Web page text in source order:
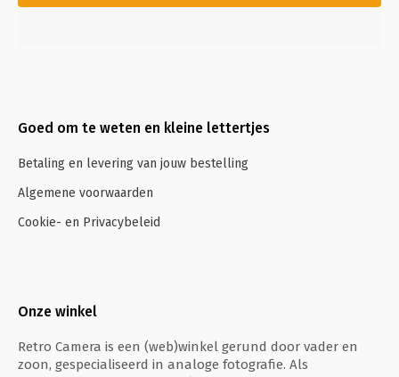
Goed om te weten en kleine lettertjes
Betaling en levering van jouw bestelling
Algemene voorwaarden
Cookie- en Privacybeleid
Onze winkel
Retro Camera is een (web)winkel gerund door vader en
zoon, gespecialiseerd in analoge fotografie. Als